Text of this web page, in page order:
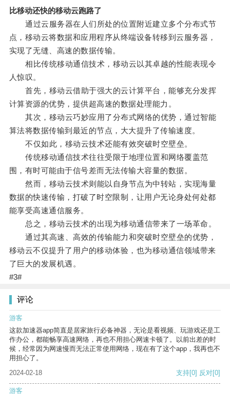
比移动还快的移动云跑路了
通过云服务器在人们所处的位置附近建立多个分布式节
点，移动云将数据和应用程序从终端设备转移到云服务器，
实现了无缝、高速的数据传输。
相比传统移动通信技术，移动云以其卓越的性能表现令
人惊叹。
首先，移动云借助于强大的云计算平台，能够充分发挥
计算资源的优势，提供超高速的数据处理能力。
其次，移动云巧妙应用了分布式网络的优势，通过智能
算法将数据传输到最近的节点，大大提升了传输速度。
不仅如此，移动云技术还能有效突破时空壁垒。
传统移动通信技术往往受限于地理位置和网络覆盖范
围，有时可能由于信号差而无法传输大容量的数据。
然而，移动云技术则能以自身节点为中转站，实现海量
数据的快速传输，打破了时空限制，让用户无论身处何处都
能享受高速通信服务。
总之，移动云技术的出现为移动通信带来了一场革命。
通过其高速、高效的传输能力和突破时空壁垒的优势，
移动云不仅提升了用户的移动体验，也为移动通信领域带来
了巨大的发展机遇。
#3#
评论
游客
这款加速器app简直是居家旅行必备神器，无论是看视频、玩游戏还是工
作办公，都能畅享高速网络，再也不用担心网速卡顿了。以前出差的时
候，经常因为网速慢而无法正常使用网络，现在有了这个app，我再也不
用担心了。
2024-02-18
支持[0] 反对[0]
游客